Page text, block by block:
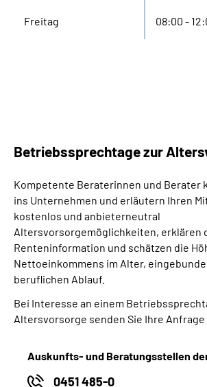
Freitag 08:00 -
Betriebssprechtage zur
Kompetente Beraterinnen und Berater
ins Unternehmen und erläutern Ihren
kostenlos und anbieterneutral
Altersvorsorgemöglichkeiten, erklären
Renteninformation und schätzen die
Nettoeinkommens im Alter,
beruflichen Ablauf.
Bei Interesse an einem
Altersvorsorge senden Sie Ihre
Auskunfts- und Beratungsstellen
0451 485-0